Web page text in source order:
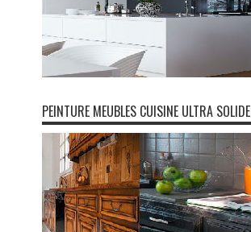
PEINTURE MEUBLES CUISINE ULTRA SOLIDE